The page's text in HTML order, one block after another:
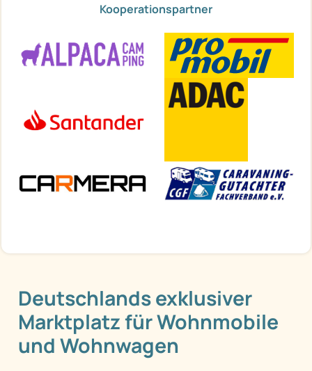
Kooperationspartner
Deutschlands exklusiver
Marktplatz für Wohnmobile
und Wohnwagen